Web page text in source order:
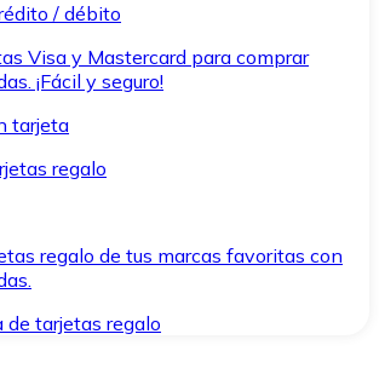
/ débito
Visa y Mastercard para comprar
¡Fácil y seguro!
tarjeta
regalo
regalo de tus marcas favoritas con
de tarjetas regalo